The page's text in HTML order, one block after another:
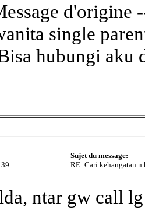
d'origine
single
hubungi aku
Sujet du message:
RE: Cari kehangatan n
ntar gw call